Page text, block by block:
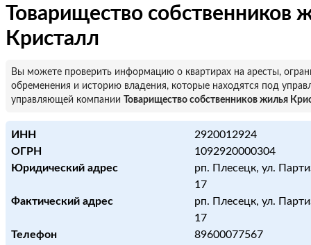
Товарищество собственников
Кристалл
Вы можете проверить информацию о квартирах на аресты,
обременения и историю владения, которые находятся под
управляющей компании
Товарищество собственников жилья
ИНН
2920012924
ОГРН
1092920000304
Юридический адрес
рп. Плесецк, ул.
17
Фактический адрес
рп. Плесецк, ул.
17
Телефон
89600077567